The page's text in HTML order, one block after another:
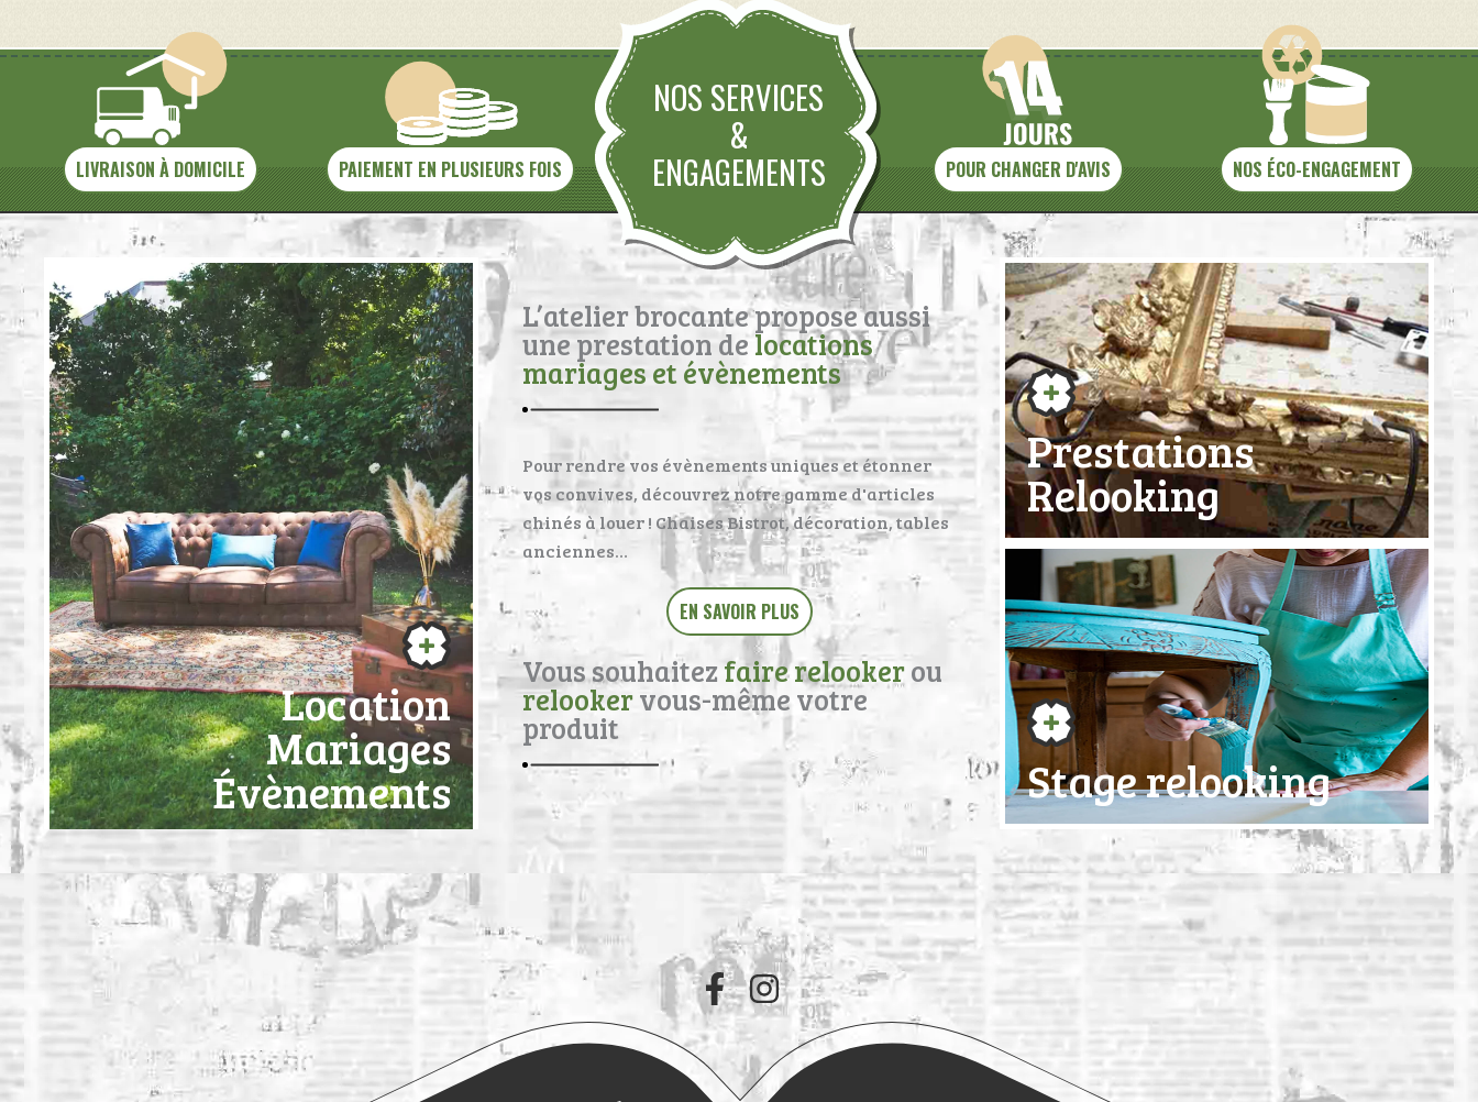
LIVRAISON À DOMICILE PAIEMENT EN PLUSIEURS FOIS
NOS SERVICES
&
ENGAGEMENTS
POUR CHANGER D'AVIS NOS ÉCO-ENGAGEMENT
Location
Mariages
Évènements
L’atelier brocante propose aussi
une prestation delocations
mariages et évènements
Pour rendre vos évènements uniques et étonner
vos convives, découvrez notre gamme d'articles
chinés à louer ! Chaises Bistrot, décoration, tables
anciennes…
EN SAVOIR PLUS
Vous souhaitez faire relookerou
relookervous-même votre
produit
Prestations
Relooking
Stage relooking